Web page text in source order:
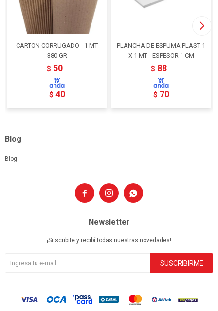
CARTON CORRUGADO - 1 MT
380 GR
$ 50
$ 40
PLANCHA DE ESPUMA PLAST 1
X 1 MT - ESPESOR 1 CM
$ 88
$ 70
  
Blog
Blog
Newsletter
¡Suscribite y recibí todas nuestras novedades!
SUSCRIBIRME